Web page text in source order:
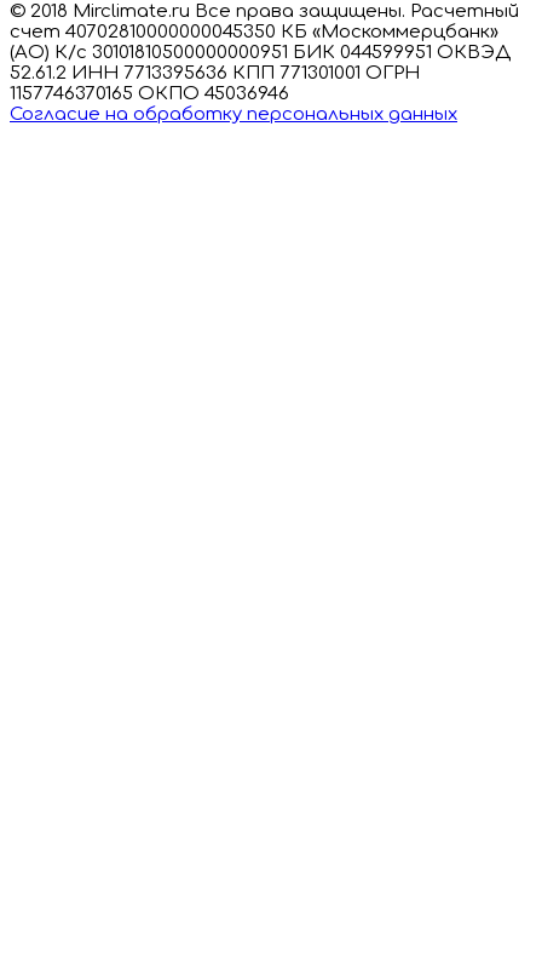
© 2018 Mirclimate.ru Все права защищены. Расчетный
счет 40702810000000045350 КБ «Москоммерцбанк»
(АО) К/с 30101810500000000951 БИК 044599951 ОКВЭД
52.61.2 ИНН 7713395636 КПП 771301001 ОГРН
1157746370165 ОКПО 45036946
Согласие на обработку персональных данных